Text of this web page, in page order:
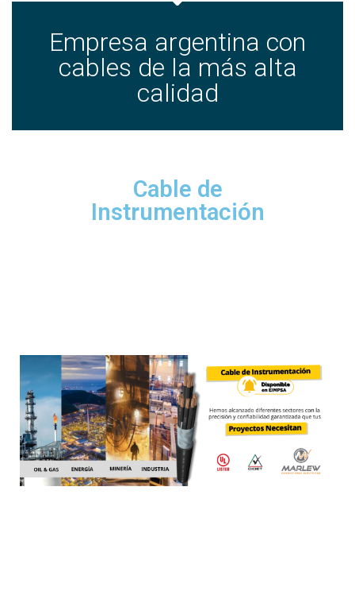
Empresa argentina con
cables de la más alta
calidad
Cable de
Instrumentación